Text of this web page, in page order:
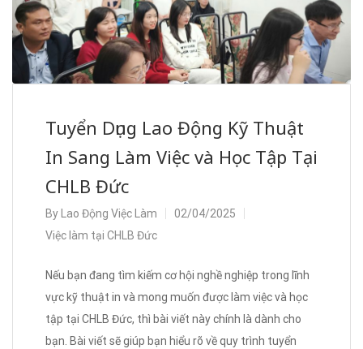
Tuyển Dụng Lao Động Kỹ Thuật
In Sang Làm Việc và Học Tập Tại
CHLB Đức
By Lao Động Việc Làm
02/04/2025
Việc làm tại CHLB Đức
Nếu bạn đang tìm kiếm cơ hội nghề nghiệp trong lĩnh
vực kỹ thuật in và mong muốn được làm việc và học
tập tại CHLB Đức, thì bài viết này chính là dành cho
bạn. Bài viết sẽ giúp bạn hiểu rõ về quy trình tuyển